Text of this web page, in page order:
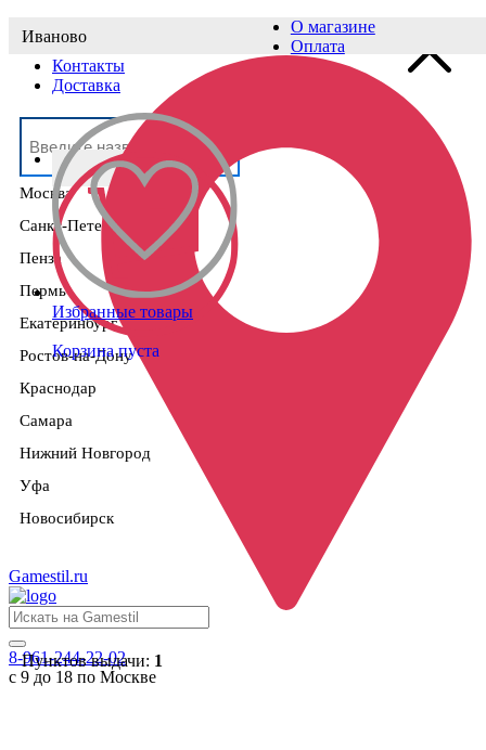
Выберите населённый пункт
Москва
Санкт-Петербург
Пенза
Пермь
Екатеринбург
Ростов-на-Дону
Краснодар
Самара
Нижний Новгород
Уфа
Новосибирск
Иваново
Пунктов выдачи: 1
О магазине
Оплата
Контакты
Доставка
Избранные товары
Корзина пуста
Gamestil.ru
8-961-244-22-02
с 9 до 18 по Москве